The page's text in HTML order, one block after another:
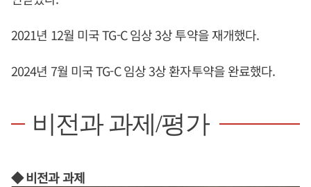
2021년 12월 미국 TG-C 임상 3상 투약을 재개했다.
2024년 7월 미국 TG-C 임상 3상 환자투약을 완료했다.
비전과 과제/평가
◆ 비전과 과제